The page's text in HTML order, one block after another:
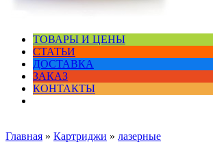
ТОВАРЫ И ЦЕНЫ
СТАТЬИ
ДОСТАВКА
ЗАКАЗ
КОНТАКТЫ
Главная » Картриджи » лазерные